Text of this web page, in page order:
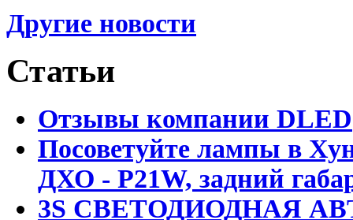
Другие новости
Статьи
Отзывы компании DLED
Посоветуйте лампы в
ДХО - P21W, задний
3S СВЕТОДИОДНАЯ